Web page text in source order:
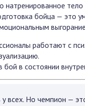
натренированное
бойца — это
работают с
в состоянии
у всех. Но чемпион —